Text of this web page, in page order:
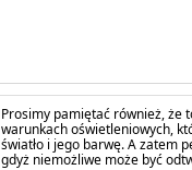
Prosimy pamiętać również, że
warunkach oświetleniowych,
światło i jego barwę. A zatem
gdyż niemożliwe może być